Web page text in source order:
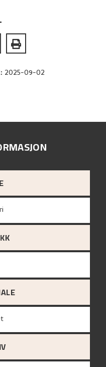
: 2025-09-02